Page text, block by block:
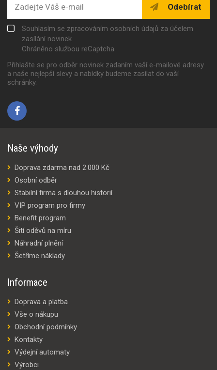
Odebírat
Souhlasím se zpracováním osobních údajů za účelem
zasílání novinek
Chráněno službou reCaptcha
Přihlašte se pro odběr novinek zadaním vaší e-mailové adresy
a naše nejlepší slevy a nabídky budeme zasílat do vaší
schránky.
Naše výhody
Doprava zdarma nad 2.000 Kč
Osobní odběr
Stabilní firma s dlouhou historií
VIP program pro firmy
Benefit program
Šití oděvů na míru
Náhradní plnění
Šetříme náklady
Informace
Doprava a platba
Vše o nákupu
Obchodní podmínky
Kontakty
Výdejní automaty
Výrobci